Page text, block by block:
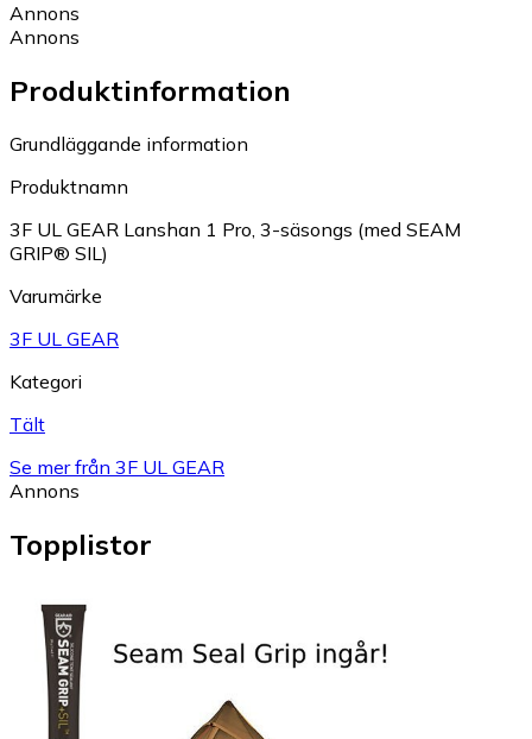
Annons
Annons
Produktinformation
Grundläggande information
Produktnamn
3F UL GEAR Lanshan 1 Pro, 3-säsongs (med SEAM
GRIP® SIL)
Varumärke
3F UL GEAR
Kategori
Tält
Se mer från 3F UL GEAR
Annons
Topplistor